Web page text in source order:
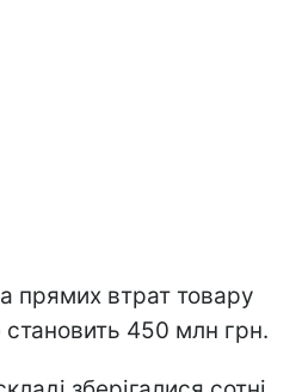
прямих втрат товару
450 млн грн.